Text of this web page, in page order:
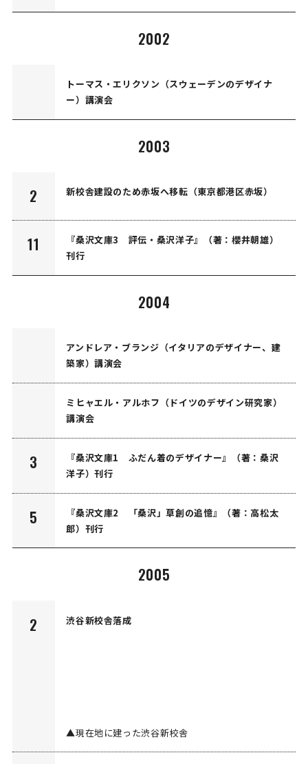
2002
トーマス・エリクソン（スウェーデンのデザイナ
ー）講演会
2003
2 新校舎建設のため赤坂へ移転（東京都港区赤坂）
11
『桑沢文庫3 評伝・桑沢洋子』（著：櫻井朝雄）
刊行
2004
アンドレア・ブランジ（イタリアのデザイナー、建
築家）講演会
ミヒャエル・アルホフ（ドイツのデザイン研究家）
講演会
3
『桑沢文庫1 ふだん着のデザイナー』（著：桑沢
洋子）刊行
5
『桑沢文庫2 「桑沢」草創の追憶』（著：高松太
郎）刊行
2005
2 渋谷新校舎落成
▲現在地に建った渋谷新校舎